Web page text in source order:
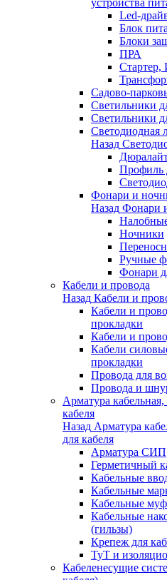
устройства
Led-
Блок
Блоки
ПРА
Садово-
Светильники
Светильники
Светодиодная
Назад
Профиль
Фонари и
Назад Фонари
Ночники
Ручные
Фонари
Кабели и провода
Назад Кабели и
Кабели и
прокладки
Кабели и
Кабели
прокладки
Провода для
Провода и
Арматура
кабеля
Назад Арматура
для кабеля
Арматура СИП
Герметичный
Кабельные
Кабельные
Кабельные
Кабельные
(гильзы)
Крепеж для
ТуТ и
Кабеленесущие